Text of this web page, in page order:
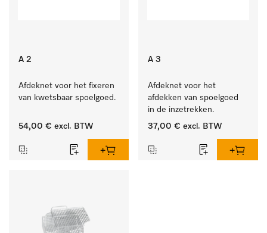
A 2
Afdeknet voor het fixeren
van kwetsbaar spoelgoed.
54,00 € excl. BTW
A 3
Afdeknet voor het
afdekken van spoelgoed
in de inzetrekken.
37,00 € excl. BTW